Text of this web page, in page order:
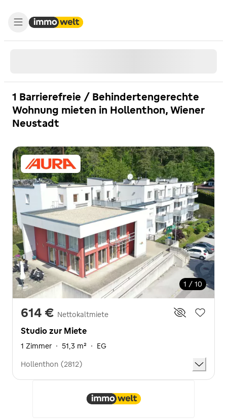
1 Barrierefreie / Behindertengerechte
Wohnung mieten in Hollenthon, Wiener
Neustadt
1 / 10
614 € Nettokaltmiete
Studio zur Miete
1 Zimmer · 51,3 m² · EG
Hollenthon (2812)